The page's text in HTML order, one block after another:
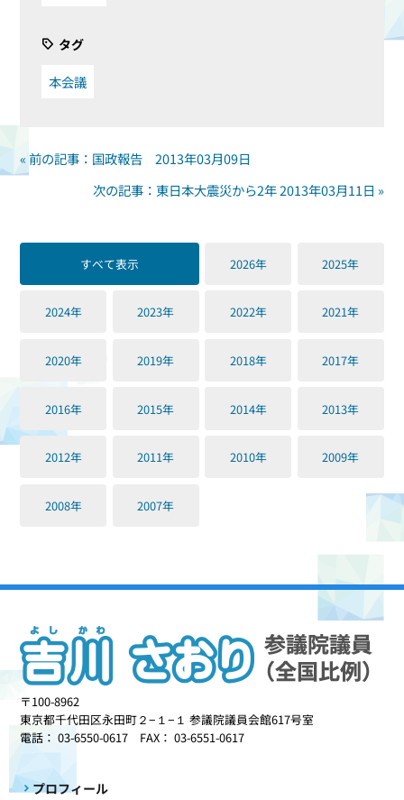
タグ
本会議
« 前の記事：国政報告 2013年03月09日
次の記事：東日本大震災から2年 2013年03月11日 »
すべて表示 2026年 2025年
2024年 2023年 2022年 2021年
2020年 2019年 2018年 2017年
2016年 2015年 2014年 2013年
2012年 2011年 2010年 2009年
2008年 2007年
〒100-8962
東京都千代田区永田町２−１−１ 参議院議員会館617号室
電話： 03-6550-0617 FAX： 03-6551-0617
プロフィール